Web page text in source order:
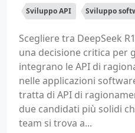
Sviluppo API Sviluppo
Scegliere tra DeepSeek
una decisione critica per
integrano le API di
nelle applicazioni
tratta di API di
due candidati più solidi
team si trova a...